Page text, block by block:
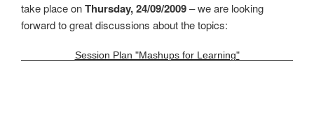
take place onThursday, 24/09/2009– we are looking
forward to great discussions about the topics:
Session Plan "Mashups for Learning"